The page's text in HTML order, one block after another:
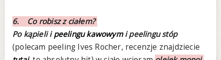
6. Co robisz z ciałem?
Po kąpieli ipeelingu kawowymi peelingu stóp
(polecam peeling Ives Rocher, recenzje znajdziecie